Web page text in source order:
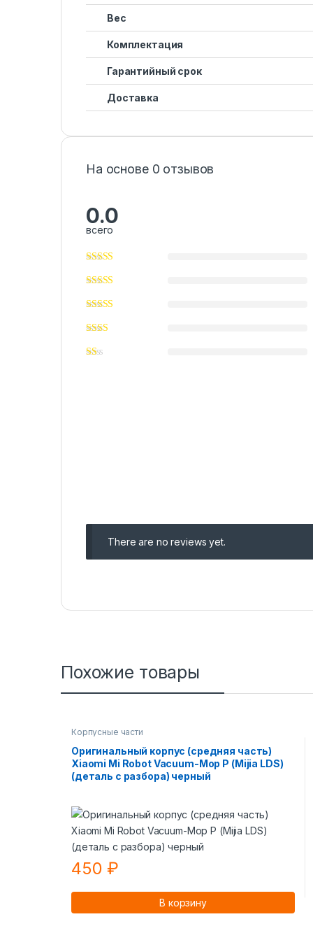
Вес
Комплектация
Гарантийный срок
Доставка
На основе 0 отзывов
0.0
всего
There are no reviews yet.
Похожие товары
Корпусные части
Оригинальный корпус (средняя часть)
Xiaomi Mi Robot Vacuum-Mop P (Mijia LDS)
(деталь с разбора) черный
450₽
В корзину